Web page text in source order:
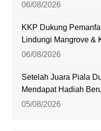
06/08/2026
KKP Dukung
Lindungi Mangrove &
06/08/2026
Setelah Juara Piala
Mendapat Hadiah
05/08/2026